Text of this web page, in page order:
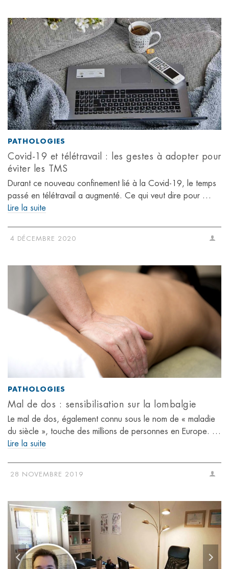
PATHOLOGIES
Covid-19 et télétravail : les gestes à adopter pour
éviter les TMS
Durant ce nouveau confinement lié à la Covid-19, le temps
passé en télétravail a augmenté. Ce qui veut dire pour …
Lire la suite
4 DÉCEMBRE 2020
PATHOLOGIES
Mal de dos : sensibilisation sur la lombalgie
Le mal de dos, également connu sous le nom de « maladie
du siècle », touche des millions de personnes en Europe. …
Lire la suite
28 NOVEMBRE 2019